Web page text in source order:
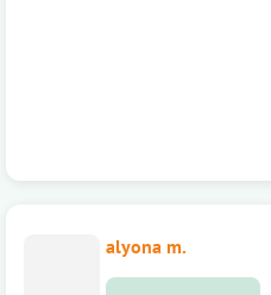
alyona m.